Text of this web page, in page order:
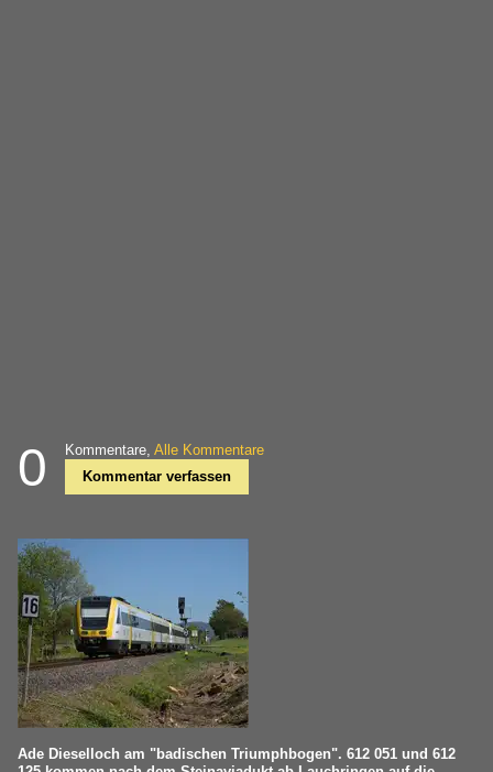
0 Kommentare, Alle Kommentare
Kommentar verfassen
Ade Dieselloch am "badischen Triumphbogen". 612 051 und 612